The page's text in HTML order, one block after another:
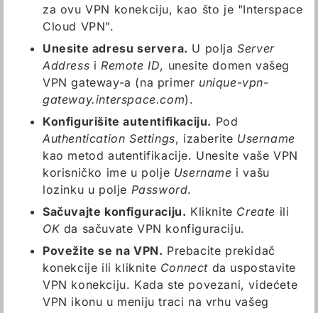
za ovu VPN konekciju, kao što je "Interspace
Cloud VPN".
Unesite adresu servera. U poljaServer
Address i Remote ID, unesite domen vašeg
VPN gateway-a (na primer unique-vpn-
gateway.interspace.com).
Konfigurišite autentifikaciju. Pod
Authentication Settings, izaberite Username
kao metod autentifikacije. Unesite vaše VPN
korisničko ime u polje Username i vašu
lozinku u polje Password.
Sačuvajte konfiguraciju. Kliknite Create ili
OKda sačuvate VPN konfiguraciju.
Povežite se na VPN. Prebacite prekidač
konekcije ili kliknite Connect da uspostavite
VPN konekciju. Kada ste povezani, videćete
VPN ikonu u meniju traci na vrhu vašeg